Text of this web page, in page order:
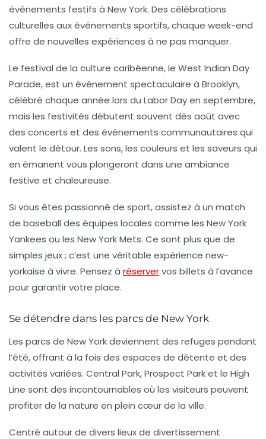
événements festifs à New York. Des célébrations
culturelles aux événements sportifs, chaque week-end
offre de nouvelles expériences à ne pas manquer.
Le festival de la culture caribéenne, le West Indian Day
Parade, est un événement spectaculaire à Brooklyn,
célébré chaque année lors du Labor Day en septembre,
mais les festivités débutent souvent dès août avec
des concerts et des événements communautaires qui
valent le détour. Les sons, les couleurs et les saveurs qui
en émanent vous plongeront dans une ambiance
festive et chaleureuse.
Si vous êtes passionné de sport, assistez à un match
de baseball des équipes locales comme les New York
Yankees ou les New York Mets. Ce sont plus que de
simples jeux ; c’est une véritable expérience new-
yorkaise à vivre. Pensez à réservervos billets à l’avance
pour garantir votre place.
Se détendre dans les parcs de New York
Les parcs de New York deviennent des refuges pendant
l’été, offrant à la fois des espaces de détente et des
activités variées. Central Park, Prospect Park et le High
Line sont des incontournables où les visiteurs peuvent
profiter de la nature en plein cœur de la ville.
Centré autour de divers lieux de divertissement